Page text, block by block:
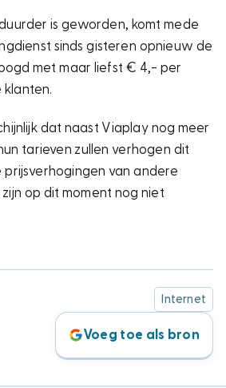
is geworden, komt mede
sinds gisteren opnieuw de
met maar liefst € 4,- per
klanten.
dat naast Viaplay nog meer
tarieven zullen verhogen dit
van andere
op dit moment nog niet
Internet
Voeg toe als bron